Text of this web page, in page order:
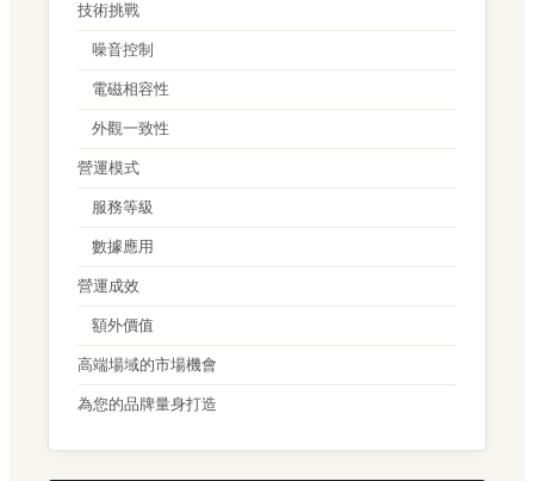
技術挑戰
噪音控制
電磁相容性
外觀一致性
營運模式
服務等級
數據應用
營運成效
額外價值
高端場域的市場機會
為您的品牌量身打造